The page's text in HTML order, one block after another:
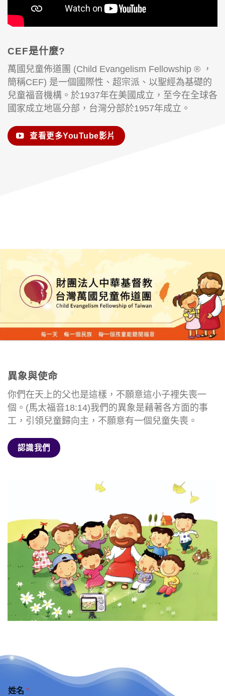
CEF是什麼?
萬國兒童佈道團 (Child Evangelism Fellowship ® ，
簡稱CEF) 是一個國際性、超宗派、以聖經為基礎的
兒童福音機構。於1937年在美國成立，至今在全球各
國家成立地區分部，台灣分部於1957年成立。
查看更多YouTube影片
異象與使命
你們在天上的父也是這樣，不願意這小子裡失喪一
個。(馬太福音18:14)我們的異象是藉著各方面的事
工，引領兒童歸向主，不願意有一個兒童失喪。
認識我們
姓名 *